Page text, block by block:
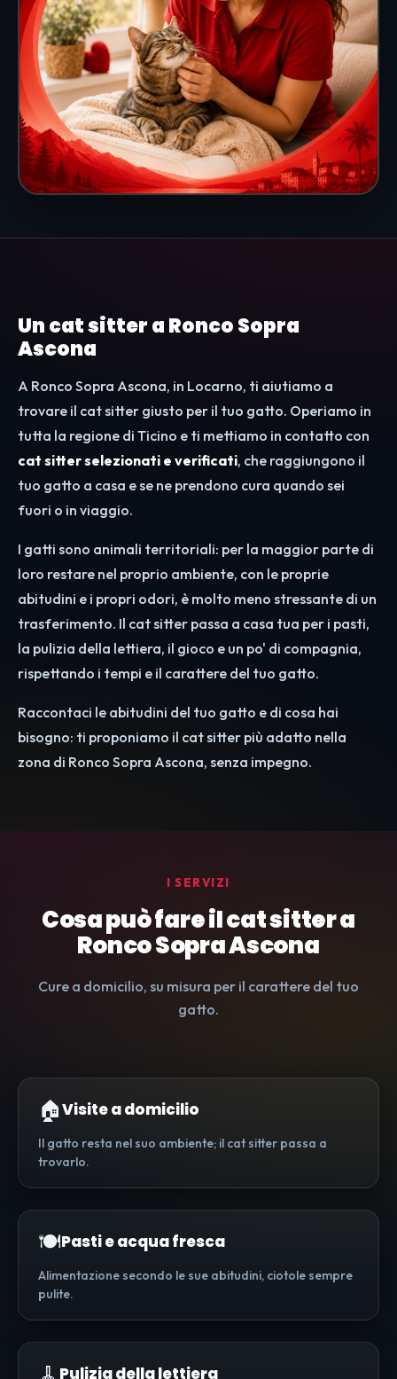
Un cat sitter a Ronco Sopra
Ascona
A Ronco Sopra Ascona, in Locarno, ti aiutiamo a
trovare il cat sitter giusto per il tuo gatto. Operiamo in
tutta la regione di Ticino e ti mettiamo in contatto con
cat sitter selezionati e verificati, che raggiungono il
tuo gatto a casa e se ne prendono cura quando sei
fuori o in viaggio.
I gatti sono animali territoriali: per la maggior parte di
loro restare nel proprio ambiente, con le proprie
abitudini e i propri odori, è molto meno stressante di un
trasferimento. Il cat sitter passa a casa tua per i pasti,
la pulizia della lettiera, il gioco e un po' di compagnia,
rispettando i tempi e il carattere del tuo gatto.
Raccontaci le abitudini del tuo gatto e di cosa hai
bisogno: ti proponiamo il cat sitter più adatto nella
zona di Ronco Sopra Ascona, senza impegno.
I SERVIZI
Cosa può fare il cat sitter a
Ronco Sopra Ascona
Cure a domicilio, su misura per il carattere del tuo
gatto.
🏠Visite a domicilio
Il gatto resta nel suo ambiente; il cat sitter passa a
trovarlo.
🍽️Pasti e acqua fresca
Alimentazione secondo le sue abitudini, ciotole sempre
pulite.
Pulizia della lettiera